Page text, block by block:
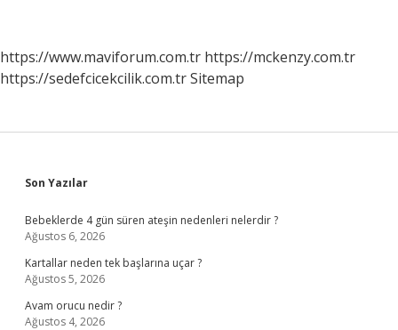
https://www.maviforum.com.tr https://mckenzy.com.tr
https://sedefcicekcilik.com.trSitemap
Sidebar
Son Yazılar
Bebeklerde 4 gün süren ateşin nedenleri nelerdir ?
Ağustos 6, 2026
Kartallar neden tek başlarına uçar ?
Ağustos 5, 2026
Avam orucu nedir ?
Ağustos 4, 2026